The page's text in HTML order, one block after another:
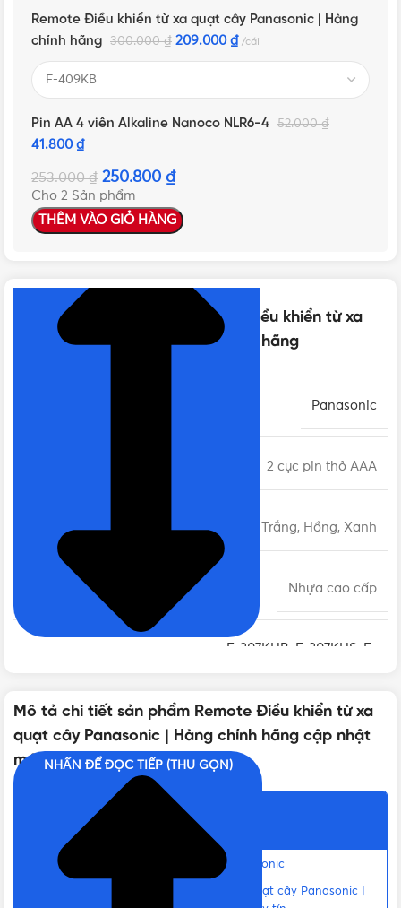
Remote Điều khiển từ xa quạt cây Panasonic | Hàng
chính hãng
300.000₫ 209.000 ₫ cái
Pin AA 4 viên Alkaline Nanoco NLR6-4 52.000₫
41.800 ₫
253.000₫ 250.800 ₫
Cho 2 Sản phẩm
THÊM VÀO GIỎ HÀNG
Thông số kỹ thuật của Remote Điều khiển từ xa
quạt cây Panasonic | Hàng chính hãng
Panasonic
2 cục pin thỏ AAA
Trắng, Hồng, Xanh
CHẤT LIỆU Nhựa cao cấp
F-307KHB F-307KHS F-
BẢO HÀNH 3 tháng
NHẤN ĐỂ XEM TIẾP (THU GỌN)
Mô tả chi tiết sản phẩm Remote Điều khiển từ xa
quạt cây Panasonic | Hàng chính hãng cập nhật
mới
Nội dung chính
Đặc điểm của điều khiển quạt cây Panasonic
Liên hệ mua Remote Điều khiển từ xa quạt cây Panasonic |
NHẤN ĐỂ ĐỌC TIẾP (THU GỌN)